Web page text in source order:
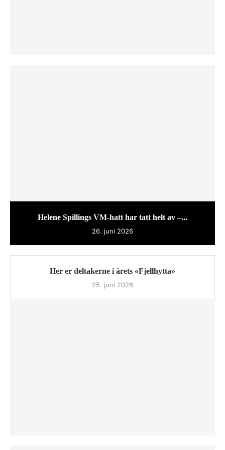
Helene Spillings VM-hatt har tatt helt av –...
26. juni 2026
Her er deltakerne i årets «Fjellhytta»
25. juni 2026